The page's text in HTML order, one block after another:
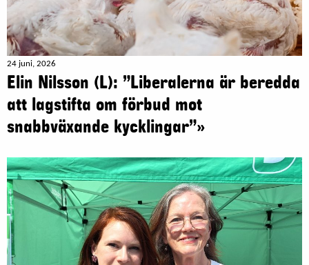
24 juni, 2026
Elin Nilsson (L): ”Liberalerna är beredda
att lagstifta om förbud mot
snabbväxande kycklingar”»